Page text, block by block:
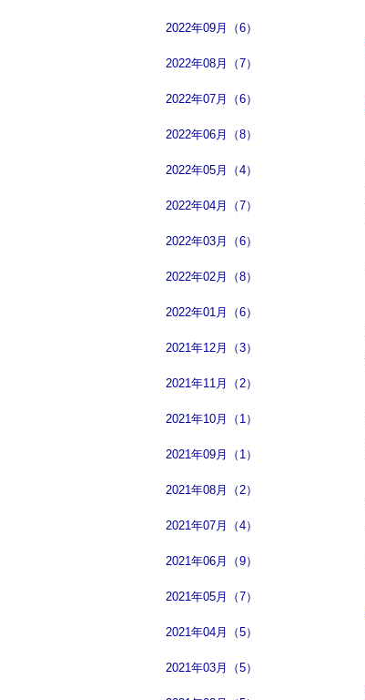
2022年09月（6）
2022年08月（7）
2022年07月（6）
2022年06月（8）
2022年05月（4）
2022年04月（7）
2022年03月（6）
2022年02月（8）
2022年01月（6）
2021年12月（3）
2021年11月（2）
2021年10月（1）
2021年09月（1）
2021年08月（2）
2021年07月（4）
2021年06月（9）
2021年05月（7）
2021年04月（5）
2021年03月（5）